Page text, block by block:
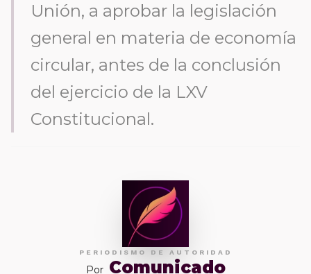
Unión, a aprobar la legislación
general en materia de economía
circular, antes de la conclusión
del ejercicio de la LXV
Constitucional.
PERIODISMO DE AUTORIDAD
Por Comunicado